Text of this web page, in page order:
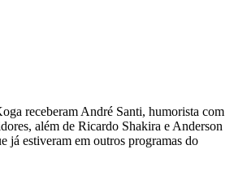
receberam André Santi, humorista com
além de Ricardo Shakira e Anderson
já estiveram em outros programas do